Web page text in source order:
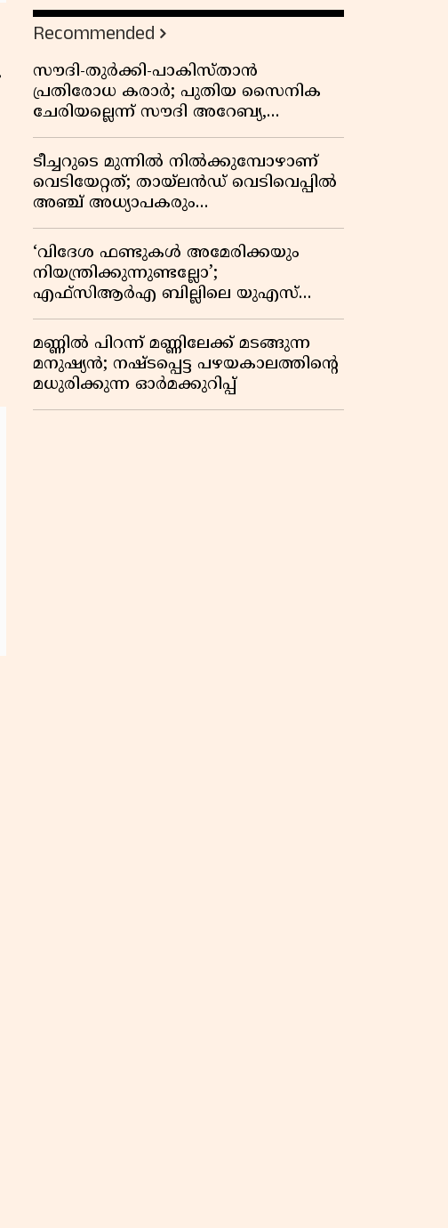
Recommended
സൗദി-തുർക്കി-പാകിസ്താൻ
പ്രതിരോധ കരാർ; പുതിയ സൈനിക
ചേരിയല്ലെന്ന് സൗദി അറേബ്യ,
വിമർശനവുമായി ഇറാൻ
ടീച്ചറുടെ മുന്നിൽ നിൽക്കുമ്പോഴാണ്
വെടിയേറ്റത്; തായ്‌ലൻഡ് വെടിവെപ്പിൽ
അഞ്ച് അധ്യാപകരും
മുത്തശ്ശീമുത്തശ്ശന്മാരും കൊല്ലപ്പെട്ടു,
മരണസംഖ്യ 7; ഞെട്ടിക്കുന്ന
വെളിപ്പെടുത്തലുകൾ
‘വിദേശ ഫണ്ടുകൾ അമേരിക്കയും
നിയന്ത്രിക്കുന്നുണ്ടല്ലോ’;
എഫ്സിആർഎ ബില്ലിലെ യുഎസ്
വിമർശനങ്ങൾക്ക് മറുപടിയുമായി ഇന്ത്യ
മണ്ണിൽ പിറന്ന് മണ്ണിലേക്ക് മടങ്ങുന്ന
മനുഷ്യൻ; നഷ്ടപ്പെട്ട പഴയകാലത്തിൻ്റെ
മധുരിക്കുന്ന ഓർമക്കുറിപ്പ്